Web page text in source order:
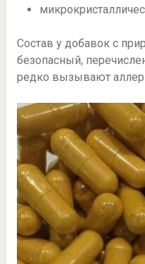
Состав у добавок с
безопасный,
редко вызывают